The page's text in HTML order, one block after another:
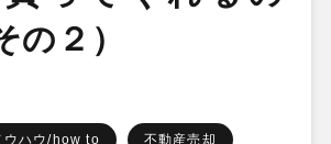
の２）
ウハウ/how to 不動産売却